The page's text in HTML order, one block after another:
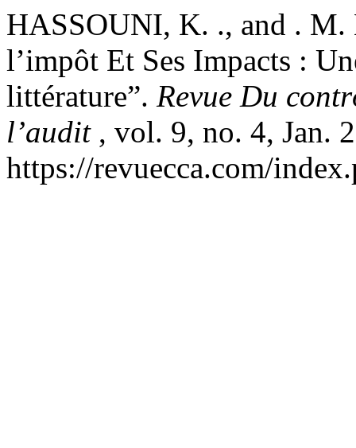
HASSOUNI, K. ., and .
l’impôt Et Ses Impacts :
littérature”. Revue Du
l’audit , vol. 9, no. 4, Jan.
https://revuecca.com/